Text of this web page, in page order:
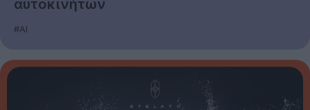
αυτοκινήτων
#AI